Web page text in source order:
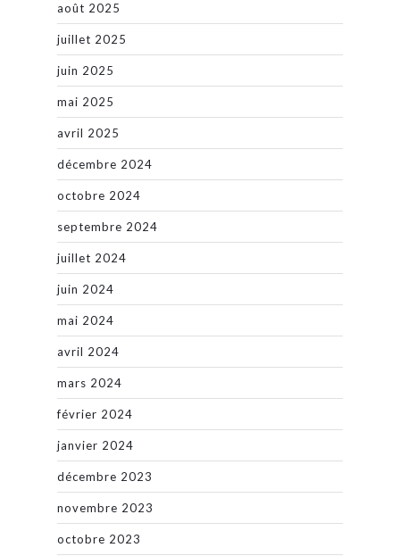
août 2025
juillet 2025
juin 2025
mai 2025
avril 2025
décembre 2024
octobre 2024
septembre 2024
juillet 2024
juin 2024
mai 2024
avril 2024
mars 2024
février 2024
janvier 2024
décembre 2023
novembre 2023
octobre 2023